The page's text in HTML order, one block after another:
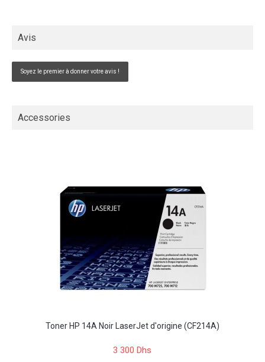
Avis
Soyez le premier à donner votre avis !
Accessories
Toner HP 14A Noir LaserJet d'origine (CF214A)
3 300 Dhs